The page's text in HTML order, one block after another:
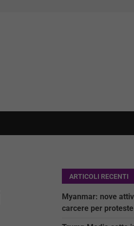
ARTICOLI RECENTI
Myanmar: nove
carcere per